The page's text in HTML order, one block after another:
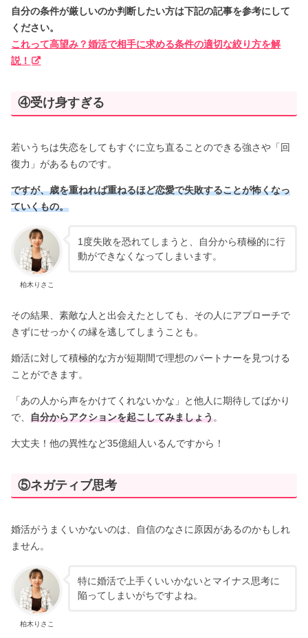
自分の条件が厳しいのか判断したい方は下記の記事を参考にして
ください。
これって高望み？婚活で相手に求める条件の適切な絞り方を解
説！
④受け身すぎる
若いうちは失恋をしてもすぐに立ち直ることのできる強さや「回
復力」があるものです。
ですが、歳を重ねれば重ねるほど恋愛で失敗することが怖くなっ
ていくもの。
柏木りさこ
1度失敗を恐れてしまうと、自分から積極的に行
動ができなくなってしまいます。
その結果、素敵な人と出会えたとしても、その人にアプローチで
きずにせっかくの縁を逃してしまうことも。
婚活に対して積極的な方が短期間で理想のパートナーを見つける
ことができます。
「あの人から声をかけてくれないかな」と他人に期待してばかり
で、自分からアクションを起こしてみましょう。
大丈夫！他の異性など35億組人いるんですから！
⑤ネガティブ思考
婚活がうまくいかないのは、自信のなさに原因があるのかもしれ
ません。
柏木りさこ
特に婚活で上手くいいかないとマイナス思考に
陥ってしまいがちですよね。